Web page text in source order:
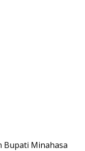
Bupati Minahasa